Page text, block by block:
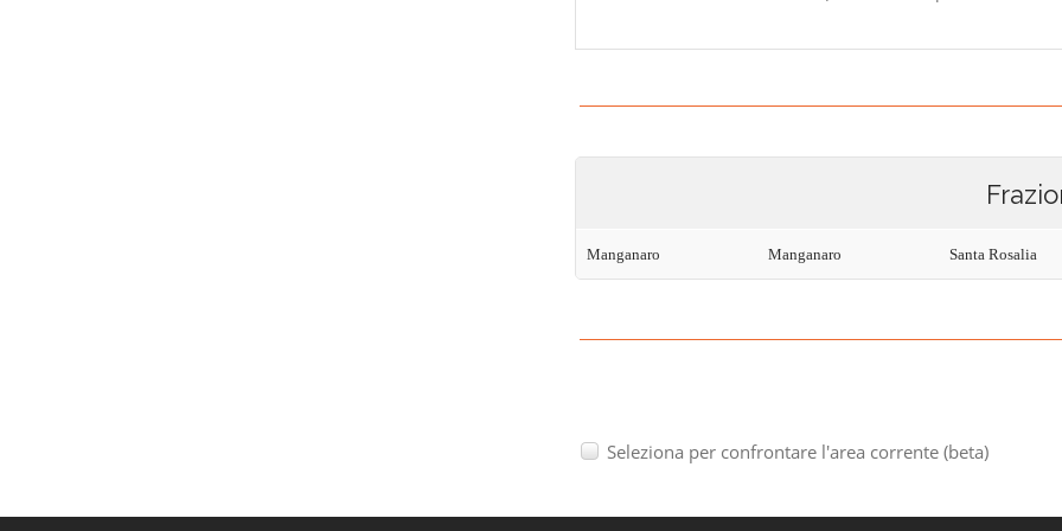
Manganaro Manganaro Santa Rosalia
Seleziona per confrontare l'area corrente (beta)